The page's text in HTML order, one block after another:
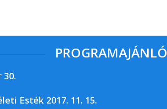
PROGRAMAJÁNLÓ
30.
Esték 2017. 11. 15.